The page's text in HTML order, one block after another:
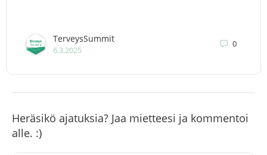
TerveysSummit
6.3.2025
0
Heräsikö ajatuksia? Jaa mietteesi ja kommentoi
alle. :)